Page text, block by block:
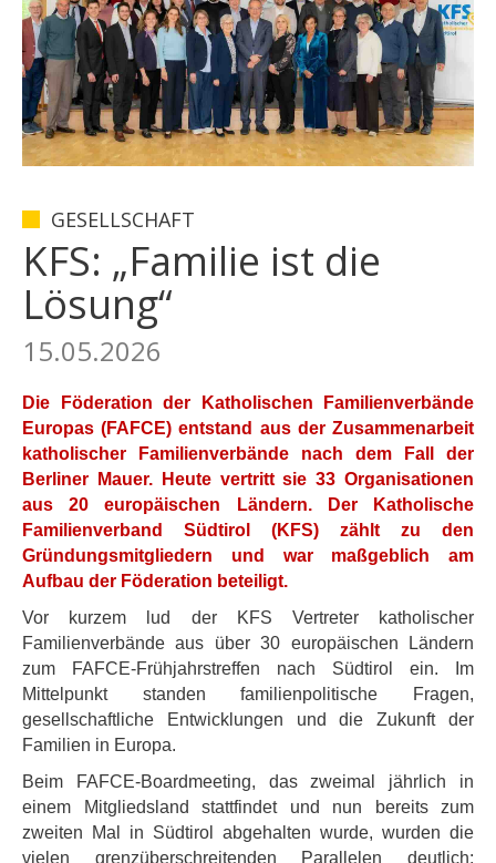
GESELLSCHAFT
KFS: „Familie ist die
Lösung“
15.05.2026
Die Föderation der Katholischen Familienverbände
Europas (FAFCE) entstand aus der Zusammenarbeit
katholischer Familienverbände nach dem Fall der
Berliner Mauer. Heute vertritt sie 33 Organisationen
aus 20 europäischen Ländern. Der Katholische
Familienverband Südtirol (KFS) zählt zu den
Gründungsmitgliedern und war maßgeblich am
Aufbau der Föderation beteiligt.
Vor kurzem lud der KFS Vertreter katholischer
Familienverbände aus über 30 europäischen Ländern
zum FAFCE-Frühjahrstreffen nach Südtirol ein. Im
Mittelpunkt standen familienpolitische Fragen,
gesellschaftliche Entwicklungen und die Zukunft der
Familien in Europa.
Beim FAFCE-Boardmeeting, das zweimal jährlich in
einem Mitgliedsland stattfindet und nun bereits zum
zweiten Mal in Südtirol abgehalten wurde, wurden die
vielen grenzüberschreitenden Parallelen deutlich: